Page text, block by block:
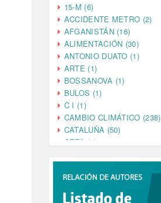
15-M (6)
ACCIDENTE METRO (2)
AFGANISTÁN (16)
ALIMENTACIÓN (30)
ANTONIO DUATO (1)
ARTE (1)
BOSSANOVA (1)
BULOS (1)
C I (1)
CAMBIO CLIMÁTICO (238)
CATALUÑA (50)
CETA (2)
CINE (35)
CIUDADANÍA (633)